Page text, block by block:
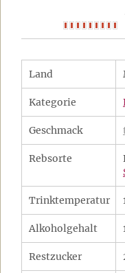
Land
Kategorie
Geschmack
Rebsorte
Trinktemperatur
Alkoholgehalt
Restzucker